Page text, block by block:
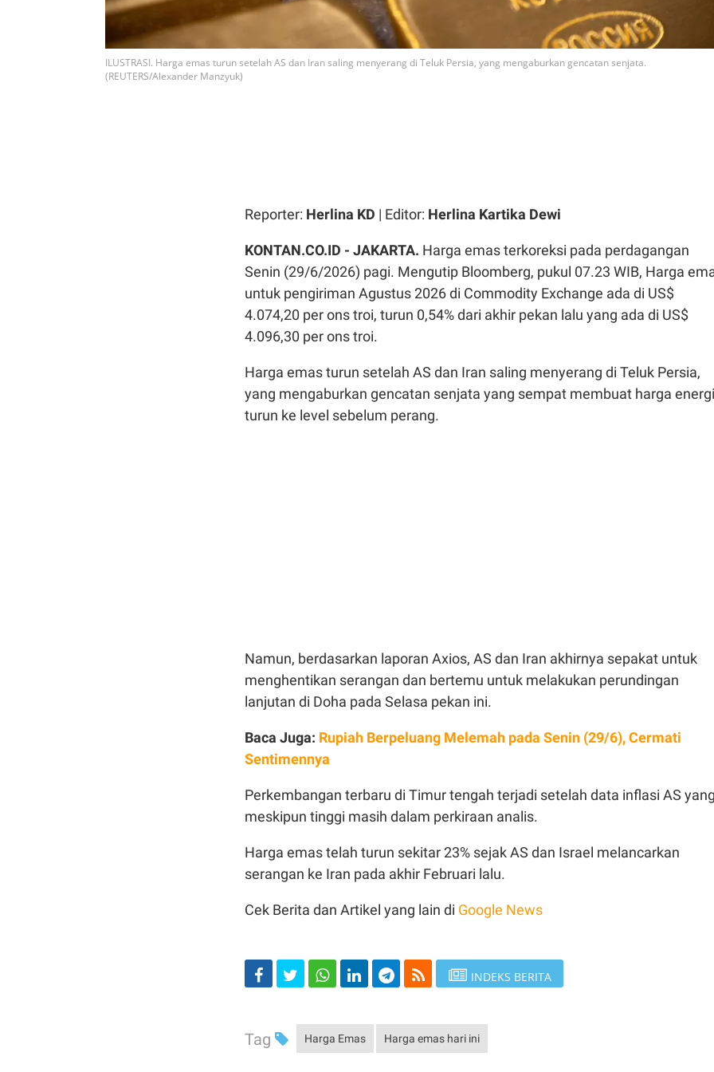
ILUSTRASI. Harga emas turun setelah AS dan Iran saling menyerang di Teluk Persia, yang mengaburkan gencatan senjata.
(REUTERS/Alexander Manzyuk)
Reporter: Herlina KD | Editor: Herlina Kartika Dewi
KONTAN.CO.ID - JAKARTA. Harga emas terkoreksi pada perdagangan
Senin (29/6/2026) pagi. Mengutip Bloomberg, pukul 07.23 WIB, Harga
untuk pengiriman Agustus 2026 di Commodity Exchange ada di US$
4.074,20 per ons troi, turun 0,54% dari akhir pekan lalu yang ada di US$
4.096,30 per ons troi.
Harga emas turun setelah AS dan Iran saling menyerang di Teluk Persia,
yang mengaburkan gencatan senjata yang sempat membuat harga energi
turun ke level sebelum perang.
Namun, berdasarkan laporan Axios, AS dan Iran akhirnya sepakat untuk
menghentikan serangan dan bertemu untuk melakukan perundingan
lanjutan di Doha pada Selasa pekan ini.
Baca Juga: Rupiah Berpeluang Melemah pada Senin (29/6), Cermati
Sentimennya
Perkembangan terbaru di Timur tengah terjadi setelah data inflasi AS yang
meskipun tinggi masih dalam perkiraan analis.
Harga emas telah turun sekitar 23% sejak AS dan Israel melancarkan
serangan ke Iran pada akhir Februari lalu.
Cek Berita dan Artikel yang lain di Google News
INDEKS BERITA
Tag Harga Emas Harga emas hari ini